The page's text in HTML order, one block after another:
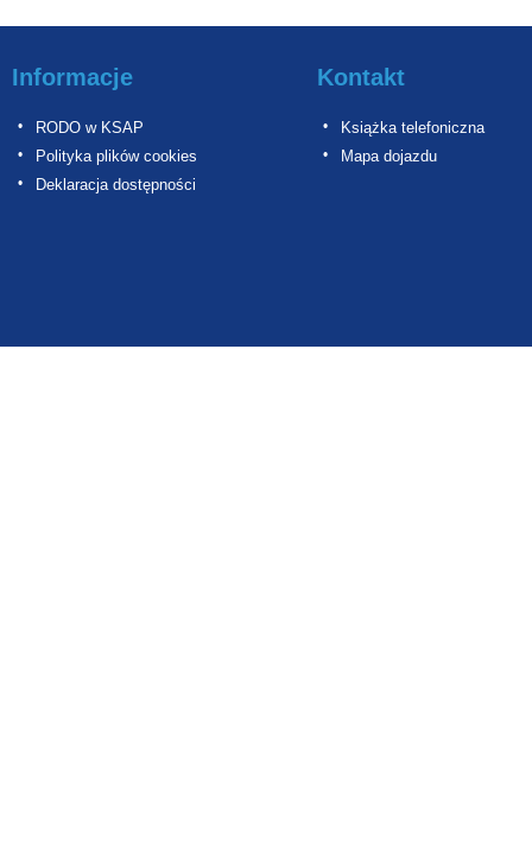
Informacje
RODO w KSAP
Polityka plików cookies
Deklaracja dostępności
Kontakt
Książka telefoniczna
Mapa dojazdu